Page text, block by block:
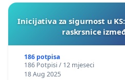
Inicijativa za sigurnost u
raskrsnice
186 potpisa
186 Potpisi / 12 mjeseci
18 Aug 2025